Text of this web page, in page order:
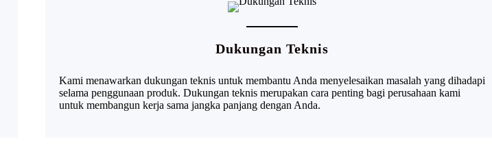
Dukungan Teknis
Kami menawarkan dukungan teknis untuk membantu Anda menyelesaikan masalah yang dihadapi
selama penggunaan produk. Dukungan teknis merupakan cara penting bagi perusahaan kami
untuk membangun kerja sama jangka panjang dengan Anda.